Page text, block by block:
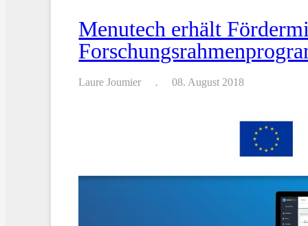
Menutech erhält
Laure Joumier 08. August 2018